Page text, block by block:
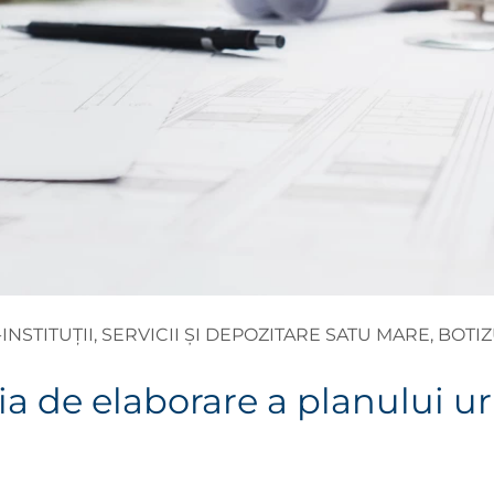
SERVICII ȘI DEPOZITARE SATU MARE,
de elaborare a planului